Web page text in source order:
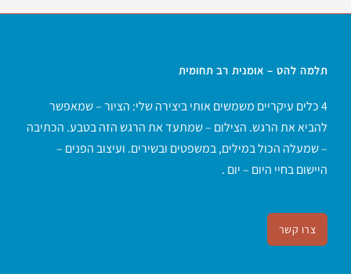
תלמה להט – אומנית רב תחומית
4 כלים עיקריים משמשים אותי ביצירה שלי: הציור – שמאפשר
להביא את הרגש. הצילום – שמתעד את הרגש הזה בטבע. הכתיבה
– שמעלה הכול במילים, במשפטים ובשירים. ועיצוב הפנים –
היישום בחיי היום – יום .
צרו קשר